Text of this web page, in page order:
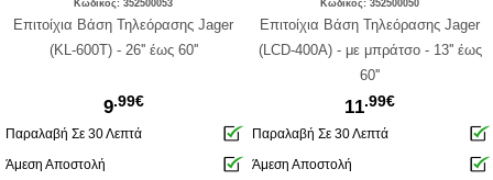
Κωδικός: 352500053
Επιτοίχια Βάση Τηλεόρασης Jager
(KL-600T) - 26'' έως 60''
9.99€
Παραλαβή Σε 30 Λεπτά
Άμεση Αποστολή
Κωδικός: 352500050
Επιτοίχια Βάση Τηλεόρασης Jager
(LCD-400A) - με μπράτσο - 13'' έως
60''
11.99€
Παραλαβή Σε 30 Λεπτά
Άμεση Αποστολή